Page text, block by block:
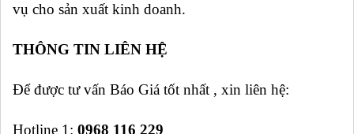
vụ cho sản xuất kinh doanh.
THÔNG TIN LIÊN HỆ
Để được tư vấn Báo Giá tốt nhất , xin liên hệ:
Hotline 1: 0968 116 229